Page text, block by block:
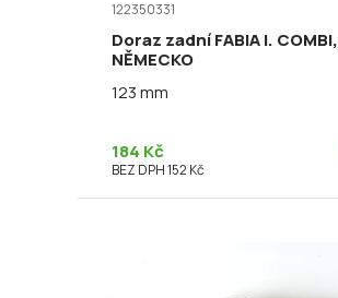
122350331
Doraz zadní FABIA I. COMBI,
NĚMECKO
123 mm
184 Kč
BEZ DPH 152 Kč